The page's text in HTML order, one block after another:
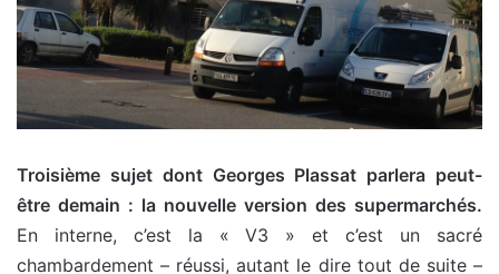
Troisième sujet dont Georges Plassat parlera peut-
être demain : la nouvelle version des supermarchés.
En interne, c’est la « V3 » et c’est un sacré
chambardement – réussi, autant le dire tout de suite –